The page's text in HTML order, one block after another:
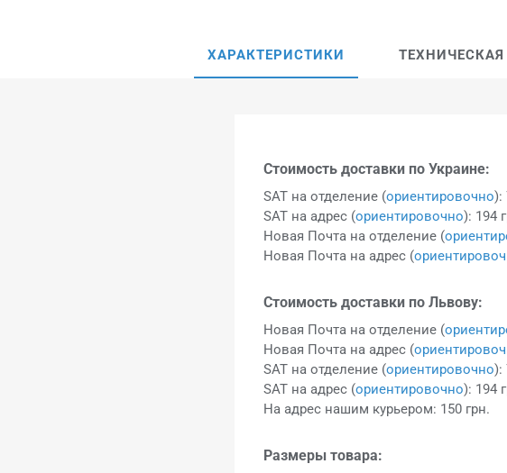
ХАРАКТЕРИСТИКИ
Стоимость доставки по Украине:
SAT на отделение (ориентировочно):
SAT на адрес (ориентировочно): 194
Новая Почта на отделение (
Новая Почта на адрес (
Стоимость доставки по Львову:
Новая Почта на отделение (
Новая Почта на адрес (
SAT на отделение (ориентировочно):
SAT на адрес (ориентировочно): 194
На адрес нашим курьером: 150 грн.
Размеры товара: